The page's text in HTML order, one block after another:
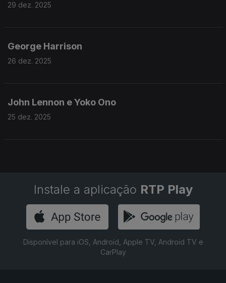
29 dez. 2025
George Harrison
26 dez. 2025
John Lennon e Yoko Ono
25 dez. 2025
Instale a aplicação RTP Play
Disponível para iOS, Android, Apple TV, Android TV e
CarPlay